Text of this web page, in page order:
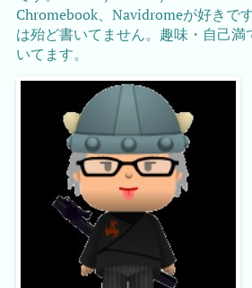
Chromebook、Navidromeが好きで
は殆ど書いてません。趣味・自己
いてます。